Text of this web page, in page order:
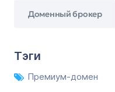
Доменный брокер
Тэги
Премиум-домен